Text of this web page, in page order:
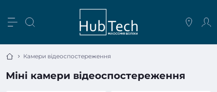
Камери відеоспостереження
Міні камери відеоспостереження